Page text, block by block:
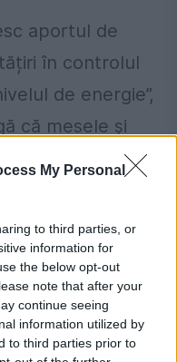
My Personal
to third parties, or
information for
the below opt-out
note that after your
continue seeing
information utilized by
to third parties prior to
aportul de
în controlul
de energie”,
că mesele și
zahărului
lucru este
persoanele
ea.